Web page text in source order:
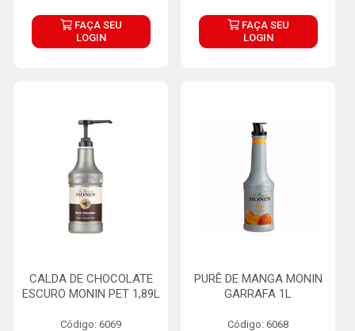
FAÇA SEU
LOGIN
FAÇA SEU
LOGIN
CALDA DE CHOCOLATE
ESCURO MONIN PET 1,89L
Código: 6069
PURÊ DE MANGA MONIN
GARRAFA 1L
Código: 6068